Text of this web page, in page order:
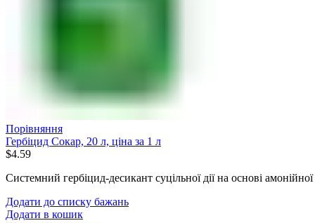
Порівняння
Гербіцид Сокар, 20 л, ціна за 1 л
$4.59
Системний гербіцид-десикант суцільної дії на основі амонійної
Додати до списку бажань
Додати в кошик